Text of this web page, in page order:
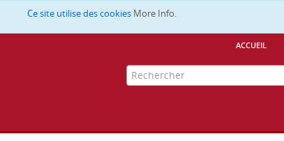
Ce site utilise des cookies More Info.
accueil